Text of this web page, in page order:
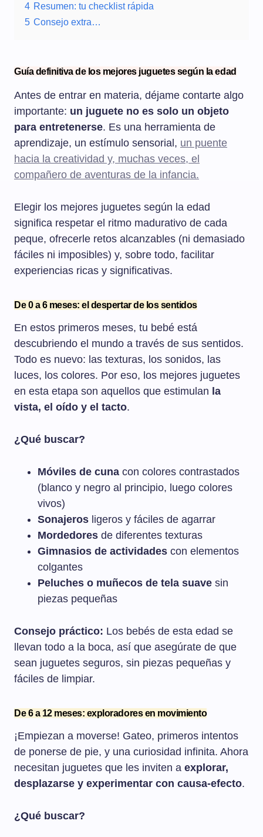
4 Resumen: tu checklist rápida
5 Consejo extra…
Guía definitiva de los mejores juguetes según la edad
Antes de entrar en materia, déjame contarte algo
importante: un juguete no es solo un objeto
para entretenerse. Es una herramienta de
aprendizaje, un estímulo sensorial, un puente
hacia la creatividad y, muchas veces, el
compañero de aventuras de la infancia.
Elegir los mejores juguetes según la edad
significa respetar el ritmo madurativo de cada
peque, ofrecerle retos alcanzables (ni demasiado
fáciles ni imposibles) y, sobre todo, facilitar
experiencias ricas y significativas.
De 0 a 6 meses: el despertar de los sentidos
En estos primeros meses, tu bebé está
descubriendo el mundo a través de sus sentidos.
Todo es nuevo: las texturas, los sonidos, las
luces, los colores. Por eso, los mejores juguetes
en esta etapa son aquellos que estimulan la
vista, el oído y el tacto.
¿Qué buscar?
Móviles de cuna con colores contrastados
(blanco y negro al principio, luego colores
vivos)
Sonajeros ligeros y fáciles de agarrar
Mordedores de diferentes texturas
Gimnasios de actividades con elementos
colgantes
Peluches o muñecos de tela suave sin
piezas pequeñas
Consejo práctico: Los bebés de esta edad se
llevan todo a la boca, así que asegúrate de que
sean juguetes seguros, sin piezas pequeñas y
fáciles de limpiar.
De 6 a 12 meses: exploradores en movimiento
¡Empiezan a moverse! Gateo, primeros intentos
de ponerse de pie, y una curiosidad infinita. Ahora
necesitan juguetes que les inviten a explorar,
desplazarse y experimentar con causa-efecto.
¿Qué buscar?